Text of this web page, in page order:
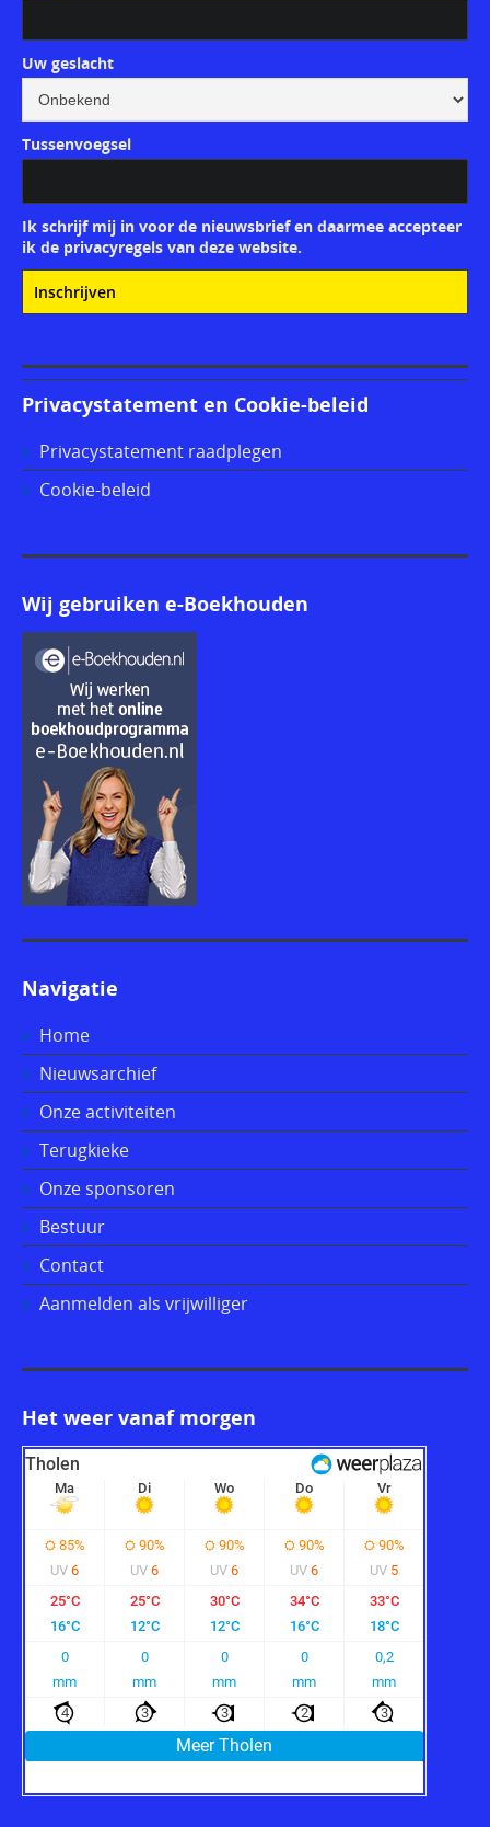
Uw geslacht
Tussenvoegsel
Ik schrijf mij in voor de nieuwsbrief en daarmee accepteer
ik de privacyregels van deze website.
Privacystatement en Cookie-beleid
Privacystatement raadplegen
Cookie-beleid
Wij gebruiken e-Boekhouden
Navigatie
Home
Nieuwsarchief
Onze activiteiten
Terugkieke
Onze sponsoren
Bestuur
Contact
Aanmelden als vrijwilliger
Het weer vanaf morgen